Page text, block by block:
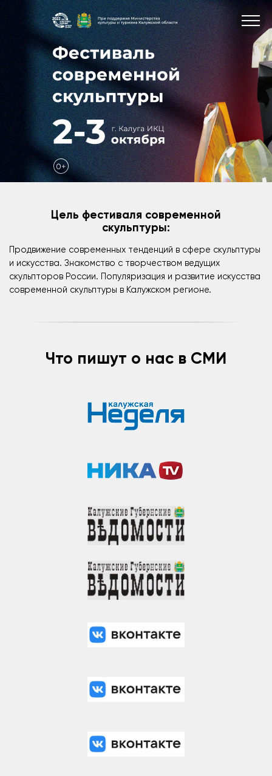
Цель фестиваля современной
скульптуры:
Продвижение современных тенденций в сфере скульптуры
и искусства. Знакомство с творчеством ведущих
скульпторов России. Популяризация и развитие искусства
современной скульптуры в Калужском регионе.
Что пишут о нас в СМИ